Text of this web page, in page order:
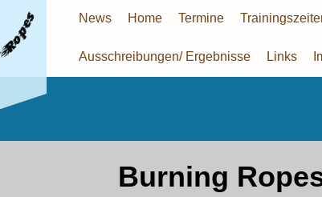
News Home Termine
Ausschreibungen/ Ergebnisse Links
Burning